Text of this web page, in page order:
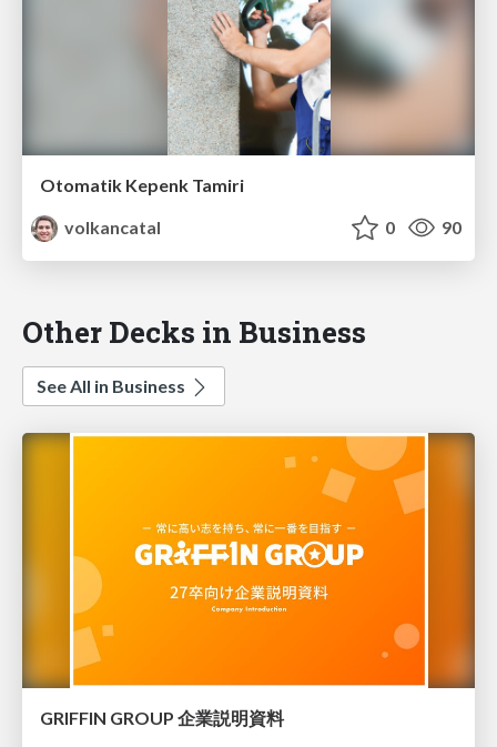
Otomatik Kepenk Tamiri
volkancatal
0 90
Other Decks in Business
See All in Business
GRIFFIN GROUP 企業説明資料